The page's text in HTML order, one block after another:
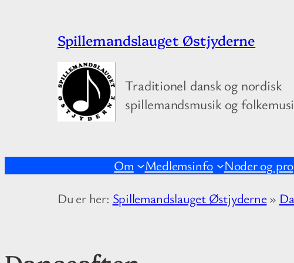
Spillemandslauget Østjyderne
Traditionel dansk og nordisk
spillemandsmusik og
Om Medlemsinfo Noder og
Du er her: Spillemandslauget Østjyderne »